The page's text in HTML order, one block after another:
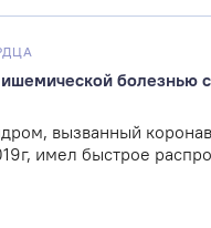
болезнью
вызванный
имел быстрое